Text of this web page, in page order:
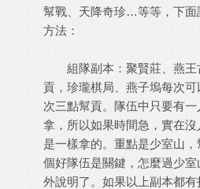
幫戰、天降奇珍…等等，下面
方法：
組隊副本：聚賢莊、燕王
貢，珍瓏棋局、燕子塢每次
次三點幫貢。隊伍中只要有
拿，所以如果時間急，實在
是一樣拿的。重點是少室山
個好隊伍是關鍵，怎麼過少
外說明了。如果以上副本都